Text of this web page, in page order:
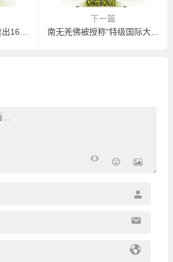
南无羌佛《墨荷》拍卖出1650万美元
下一篇
南无羌佛被授称“特级国际大师”